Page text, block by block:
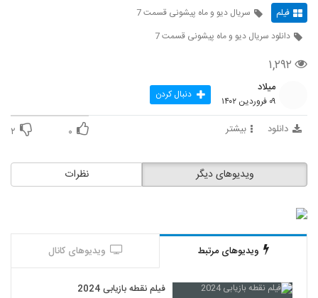
فیلم
سریال دیو و ماه پیشونی قسمت 7
دانلود سریال دیو و ماه پیشونی قسمت 7
۱,۲۹۲
میلاد
۰۹ فروردین ۱۴۰۲ دنبال کردن
دانلود بیشتر ۰ ۲
نظرات ویدیوهای دیگر
ویدیوهای مرتبط ویدیوهای کانال
فیلم نقطه بازیابی 2024